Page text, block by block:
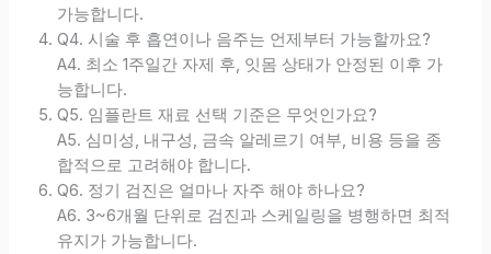
가능합니다.
Q4. 시술 후 흡연이나 음주는 언제부터 가능할까요?
A4. 최소 1주일간 자제 후, 잇몸 상태가 안정된 이후 가
능합니다.
Q5. 임플란트 재료 선택 기준은 무엇인가요?
A5. 심미성, 내구성, 금속 알레르기 여부, 비용 등을 종
합적으로 고려해야 합니다.
Q6. 정기 검진은 얼마나 자주 해야 하나요?
A6. 3~6개월 단위로 검진과 스케일링을 병행하면 최적
유지가 가능합니다.